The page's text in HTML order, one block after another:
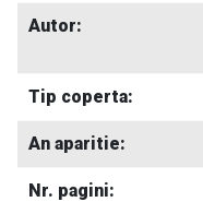
Autor:
Tip coperta:
An aparitie:
Nr. pagini: